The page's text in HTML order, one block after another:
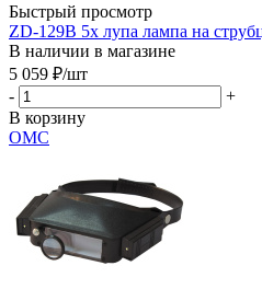
Быстрый просмотр
ZD-129B 5x лупа лампа на
В наличии в магазине
5 059 ₽/шт
-
+
В корзину
ОМС